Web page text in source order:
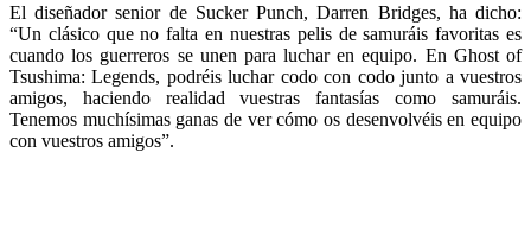
El diseñador senior de Sucker Punch, Darren Bridges, ha dicho:
“Un clásico que no falta en nuestras pelis de samuráis favoritas es
cuando los guerreros se unen para luchar en equipo. En Ghost of
Tsushima: Legends, podréis luchar codo con codo junto a vuestros
amigos, haciendo realidad vuestras fantasías como samuráis.
Tenemos muchísimas ganas de ver cómo os desenvolvéis en equipo
con vuestros amigos”.